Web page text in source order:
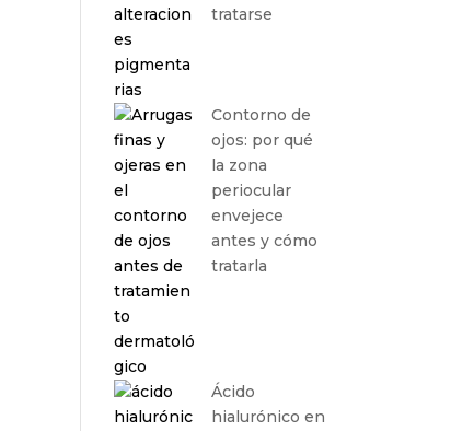
tratarse
Contorno de
ojos: por qué
la zona
periocular
envejece
antes y cómo
tratarla
Ácido
hialurónico en